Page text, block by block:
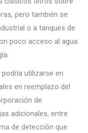
pero también se
o a tanques de
poco acceso al agua
utilizarse en
en reemplazo del
de
adicionales, entre
de detección que